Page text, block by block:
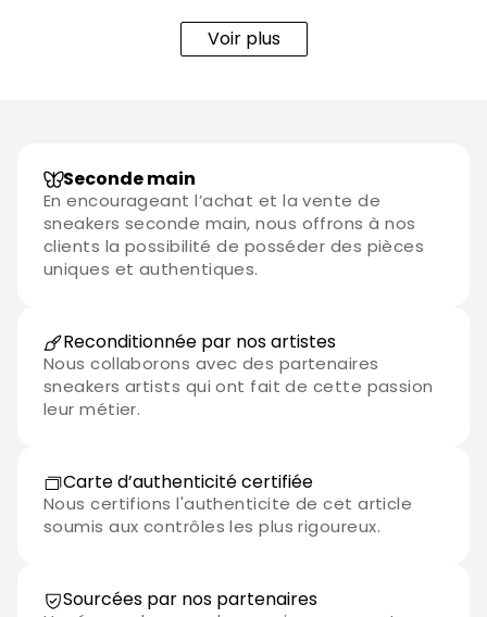
Voir plus
Seconde main
En encourageant l’achat et la vente de
sneakers seconde main, nous offrons à nos
clients la possibilité de posséder des pièces
uniques et authentiques.
Reconditionnée par nos artistes
Nous collaborons avec des partenaires
sneakers artists qui ont fait de cette passion
leur métier.
Carte d’authenticité certifiée
Nous certifions l'authenticite de cet article
soumis aux contrôles les plus rigoureux.
Sourcées par nos partenaires